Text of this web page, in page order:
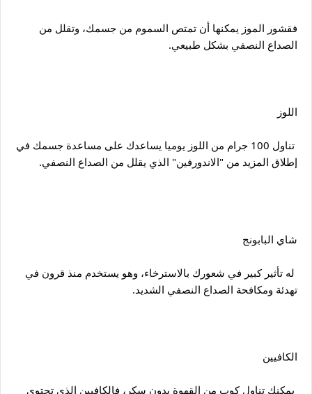
الصداع النصفي بشكل طبيعي.
اللوز
إطلاق المزيد من "الاندورفين" الذي يقلل من الصداع النصفي.
شاي البابونج
تهدئة ومكافحة الصداع النصفي الشديد.
الكافيين